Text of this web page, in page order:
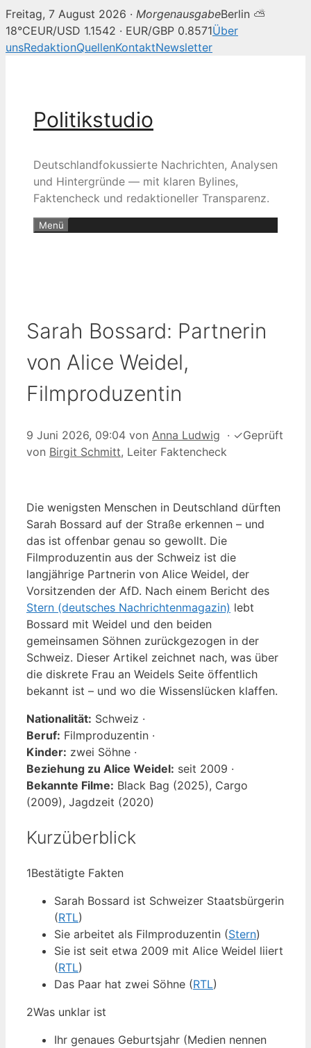
Freitag, 7 August 2026 · MorgenausgabeBerlin ⛅
18°CEUR/USD 1.1542 · EUR/GBP 0.8571Über
unsRedaktionQuellenKontaktNewsletter
Politikstudio
Deutschlandfokussierte Nachrichten, Analysen
und Hintergründe — mit klaren Bylines,
Faktencheck und redaktioneller Transparenz.
Menü
Sarah Bossard: Partnerin
von Alice Weidel,
Filmproduzentin
9 Juni 2026, 09:04 von Anna Ludwig · ✓Geprüft
von Birgit Schmitt, Leiter Faktencheck
Die wenigsten Menschen in Deutschland dürften
Sarah Bossard auf der Straße erkennen – und
das ist offenbar genau so gewollt. Die
Filmproduzentin aus der Schweiz ist die
langjährige Partnerin von Alice Weidel, der
Vorsitzenden der AfD. Nach einem Bericht des
Stern (deutsches Nachrichtenmagazin) lebt
Bossard mit Weidel und den beiden
gemeinsamen Söhnen zurückgezogen in der
Schweiz. Dieser Artikel zeichnet nach, was über
die diskrete Frau an Weidels Seite öffentlich
bekannt ist – und wo die Wissenslücken klaffen.
Nationalität: Schweiz ·
Beruf: Filmproduzentin ·
Kinder: zwei Söhne ·
Beziehung zu Alice Weidel: seit 2009 ·
Bekannte Filme: Black Bag (2025), Cargo
(2009), Jagdzeit (2020)
Kurzüberblick
1Bestätigte Fakten
Sarah Bossard ist Schweizer Staatsbürgerin
(RTL)
Sie arbeitet als Filmproduzentin (Stern)
Sie ist seit etwa 2009 mit Alice Weidel liiert
(RTL)
Das Paar hat zwei Söhne (RTL)
2Was unklar ist
Ihr genaues Geburtsjahr (Medien nennen